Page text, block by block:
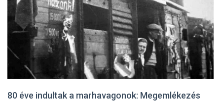
80 éve indultak a marhavagonok: Megemlékezés